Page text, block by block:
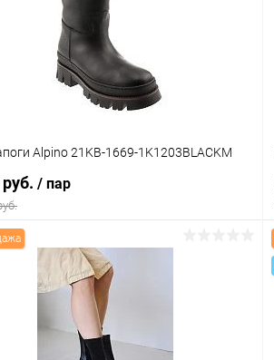
Alpino 21KB-1669-1K1203BLACKM
/ пар
В корзину